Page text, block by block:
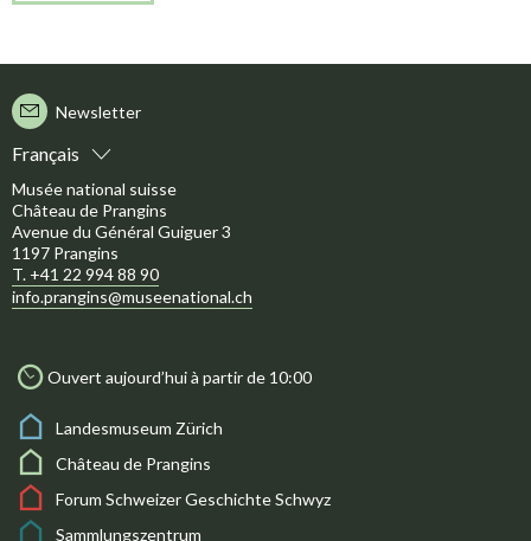
Français
Newsletter
Musée national suisse
Château de Prangins
Avenue du Général Guiguer 3
1197 Prangins
T. +41 22 994 88 90
info.prangins@museenational.ch
Ouvert aujourd’hui à partir de 10:00
Landesmuseum Zürich
Château de Prangins
Forum Schweizer Geschichte Schwyz
Sammlungszentrum